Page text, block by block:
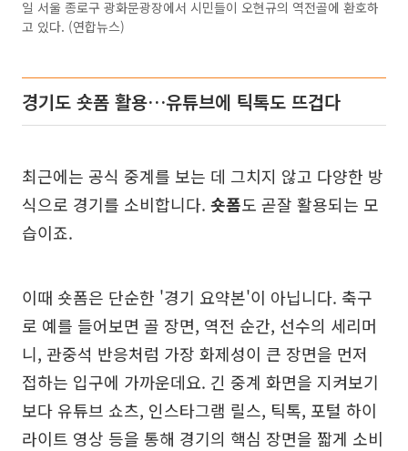
일 서울 종로구 광화문광장에서 시민들이 오현규의 역전골에 환호하
고 있다. (연합뉴스)
경기도 숏폼 활용…유튜브에 틱톡도 뜨겁다
최근에는 공식 중계를 보는 데 그치지 않고 다양한 방
식으로 경기를 소비합니다. 숏폼도 곧잘 활용되는 모
습이죠.
이때 숏폼은 단순한 '경기 요약본'이 아닙니다. 축구
로 예를 들어보면 골 장면, 역전 순간, 선수의 세리머
니, 관중석 반응처럼 가장 화제성이 큰 장면을 먼저
접하는 입구에 가까운데요. 긴 중계 화면을 지켜보기
보다 유튜브 쇼츠, 인스타그램 릴스, 틱톡, 포털 하이
라이트 영상 등을 통해 경기의 핵심 장면을 짧게 소비